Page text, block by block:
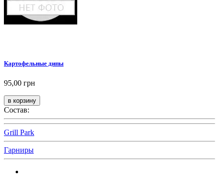
Картофельные дипы
95,00 грн
Состав:
Grill Park
Гарниры